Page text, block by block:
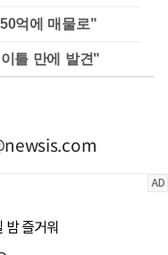
억에 매물로"
틀 만에 발견"